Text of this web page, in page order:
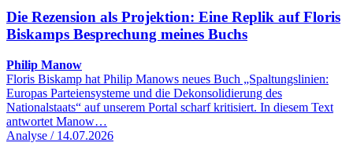
Die Rezension als Projektion: Eine Replik auf Floris
Biskamps Besprechung meines Buchs
Philip Manow
Floris Biskamp hat Philip Manows neues Buch „Spaltungslinien:
Europas Parteiensysteme und die Dekonsolidierung des
Nationalstaats“ auf unserem Portal scharf kritisiert. In diesem Text
antwortet Manow…
Analyse / 14.07.2026